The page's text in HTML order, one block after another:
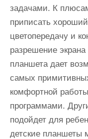
задачами. К
приписать
цветопередачу и
разрешение
планшета дает
самых
комфортной
программами.
подойдет для
детские планшеты